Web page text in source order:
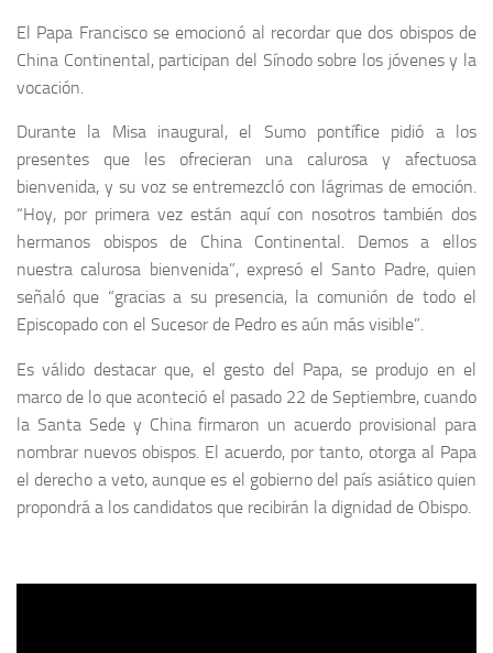
El Papa Francisco se emocionó al recordar que dos obispos de
China Continental, participan del Sínodo sobre los jóvenes y la
vocación.
Durante la Misa inaugural, el Sumo pontífice pidió a los
presentes que les ofrecieran una calurosa y afectuosa
bienvenida, y su voz se entremezcló con lágrimas de emoción.
“Hoy, por primera vez están aquí con nosotros también dos
hermanos obispos de China Continental. Demos a ellos
nuestra calurosa bienvenida”, expresó el Santo Padre, quien
señaló que “gracias a su presencia, la comunión de todo el
Episcopado con el Sucesor de Pedro es aún más visible”.
Es válido destacar que, el gesto del Papa, se produjo en el
marco de lo que aconteció el pasado 22 de Septiembre, cuando
la Santa Sede y China firmaron un acuerdo provisional para
nombrar nuevos obispos. El acuerdo, por tanto, otorga al Papa
el derecho a veto, aunque es el gobierno del país asiático quien
propondrá a los candidatos que recibirán la dignidad de Obispo.